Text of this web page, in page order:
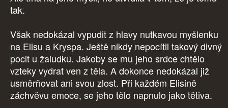
tak.
Však nedokázal vypudit z hlavy nutkavou myšlenku
na Elisu a Kryspa. Ještě nikdy nepocítil takový divný
pocit u žaludku. Jakoby se mu jeho srdce chtělo
vzteky vydrat ven z těla. A dokonce nedokázal již
usměrňovat ani svou zlost. Při každém Elisině
záchvěvu emoce, se jeho tělo napnulo jako tětiva.